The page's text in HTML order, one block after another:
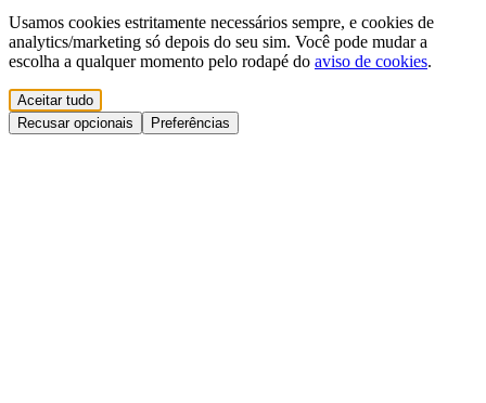
Usamos cookies estritamente necessários sempre, e cookies de
analytics/marketing só depois do seu sim. Você pode mudar a
escolha a qualquer momento pelo rodapé do aviso de cookies.
Aceitar tudo
Recusar opcionais
Preferências